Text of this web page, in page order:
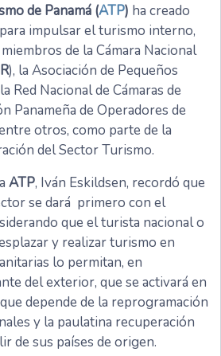
de Panamá (ATP) ha creado
impulsar el turismo interno,
de la Cámara Nacional
), la Asociación de Pequeños
Red Nacional de Cámaras de
Panameña de Operadores de
otros, como parte de la
del Sector Turismo.
ATP, Iván Eskildsen, recordó que
se dará primero con el
que el turista nacional o
y realizar turismo en
lo permitan, en
del exterior, que se activará en
depende de la reprogramación
y la paulatina recuperación
de sus países de origen.